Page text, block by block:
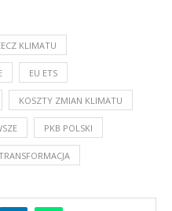
KLIMATU
EU ETS
KOSZTY ZMIAN KLIMATU
PKB POLSKI